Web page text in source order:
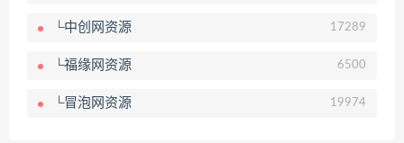
└中创网资源 17289
└福缘网资源 6500
└冒泡网资源 19974